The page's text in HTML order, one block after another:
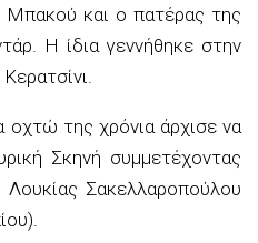
και ο πατέρας της
Η ίδια γεννήθηκε στην
της χρόνια άρχισε να
Σκηνή συμμετέχοντας
Σακελλαροπούλου